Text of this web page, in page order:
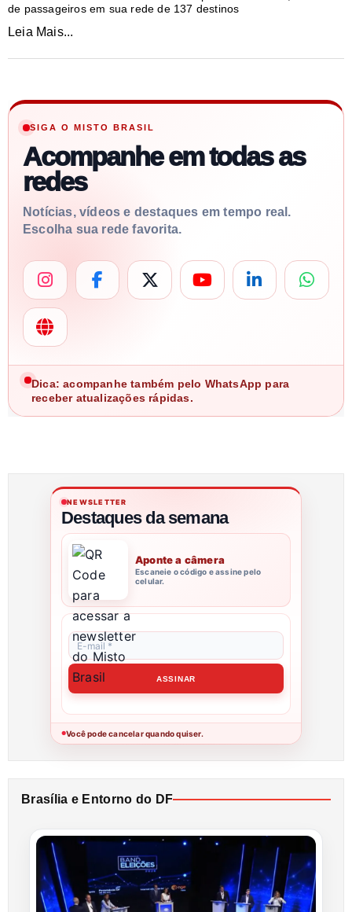
de passageiros em sua rede de 137 destinos
Leia Mais...
SIGA O MISTO BRASIL
Acompanhe em todas as
redes
Notícias, vídeos e destaques em tempo real.
Escolha sua rede favorita.
Dica: acompanhe também pelo WhatsApp para
receber atualizações rápidas.
NEWSLETTER
Destaques da semana
Aponte a câmera
Escaneie o código e assine pelo
celular.
●Você pode cancelar quando quiser.
Brasília e Entorno do DF